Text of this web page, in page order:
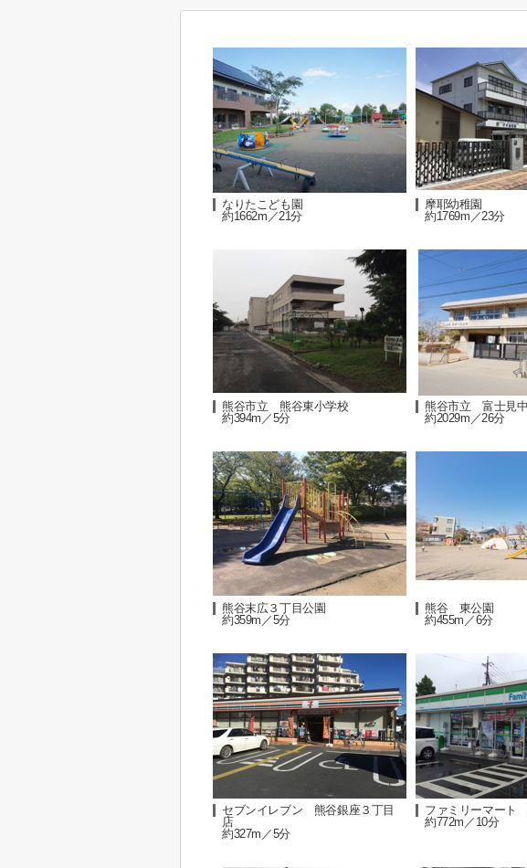
なりたこども園
約1662m／21分
摩耶幼稚園
約1769m／23分
熊谷市立 熊谷東小学校
約394m／5分
熊谷市立 富士見
約2029m／26分
熊谷末広３丁目公園
約359m／5分
熊谷 東公園
約455m／6分
セブンイレブン 熊谷銀座３丁目
店
約327m／5分
ファミリーマート
約772m／10分